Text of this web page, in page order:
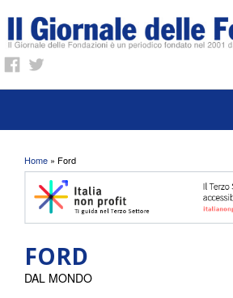
Tu sei qui
Home » Ford
FORD
DAL MONDO